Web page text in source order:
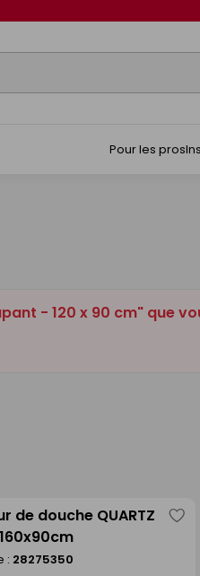
Pour les pros
- 120 x 90 cm" que
de douche QUARTZ
: 28275350